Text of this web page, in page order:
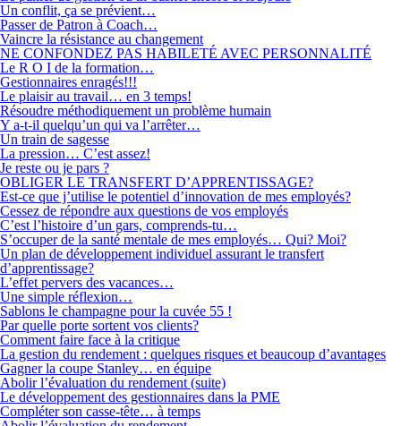
Un conflit, ça se prévient…
Passer de Patron à Coach…
Vaincre la résistance au changement
NE CONFONDEZ PAS HABILETÉ AVEC PERSONNALITÉ
Le R O I de la formation…
Gestionnaires enragés!!!
Le plaisir au travail… en 3 temps!
Résoudre méthodiquement un problème humain
Y a-t-il quelqu’un qui va l’arrêter…
Un train de sagesse
La pression… C’est assez!
Je reste ou je pars ?
OBLIGER LE TRANSFERT D’APPRENTISSAGE?
Est-ce que j’utilise le potentiel d’innovation de mes employés?
Cessez de répondre aux questions de vos employés
C’est l’histoire d’un gars, comprends-tu…
S’occuper de la santé mentale de mes employés… Qui? Moi?
Un plan de développement individuel assurant le transfert
d’apprentissage?
L’effet pervers des vacances…
Une simple réflexion…
Sablons le champagne pour la cuvée 55 !
Par quelle porte sortent vos clients?
Comment faire face à la critique
La gestion du rendement : quelques risques et beaucoup d’avantages
Gagner la coupe Stanley… en équipe
Abolir l’évaluation du rendement (suite)
Le développement des gestionnaires dans la PME
Compléter son casse-tête… à temps